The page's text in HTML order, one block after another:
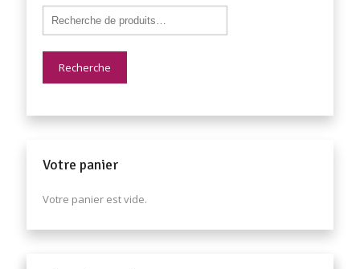
Recherche
Votre panier
Votre panier est vide.